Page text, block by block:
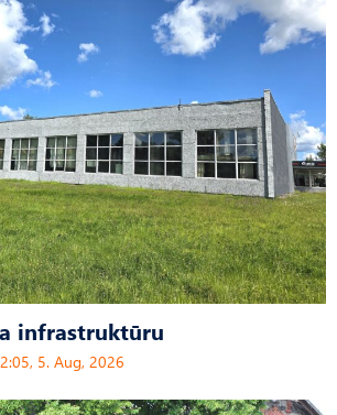
infrastruktūru
5. Aug, 2026